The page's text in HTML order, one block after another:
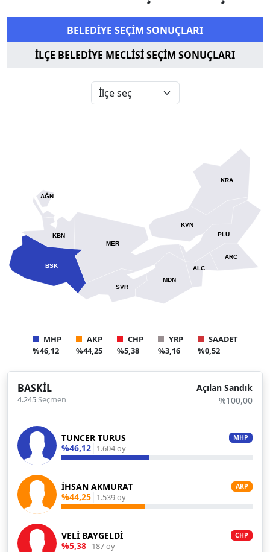
BELEDİYE SEÇİM SONUÇLARI
İLÇE BELEDİYE MECLİSİ SEÇİM SONUÇLARI
AĞN
BSK
MER
KRA
KBN
MDN
PLU
SVR
ARC
KVN
ALC
MHP
%46,12
AKP
%44,25
CHP
%5,38
YRP
%3,16
SAADET
%0,52
BASKİL
4.245Seçmen
Açılan Sandık
%100,00
TUNCER TURUS MHP
%46,12 1.604 oy
İHSAN AKMURAT AKP
%44,25 1.539 oy
VELİ BAYGELDİ CHP
%5,38 187 oy